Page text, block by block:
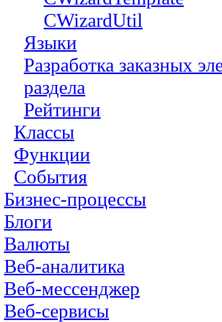
CWizardUtil
Языки
Разработка заказных
раздела
Рейтинги
Классы
Функции
События
Бизнес-процессы
Блоги
Валюты
Веб-аналитика
Веб-мессенджер
Веб-сервисы